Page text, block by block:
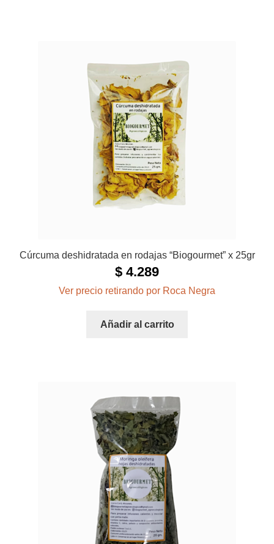
Cúrcuma deshidratada en rodajas “Biogourmet” x 25gr
$ 4.289
Ver precio retirando por Roca Negra
Añadir al carrito